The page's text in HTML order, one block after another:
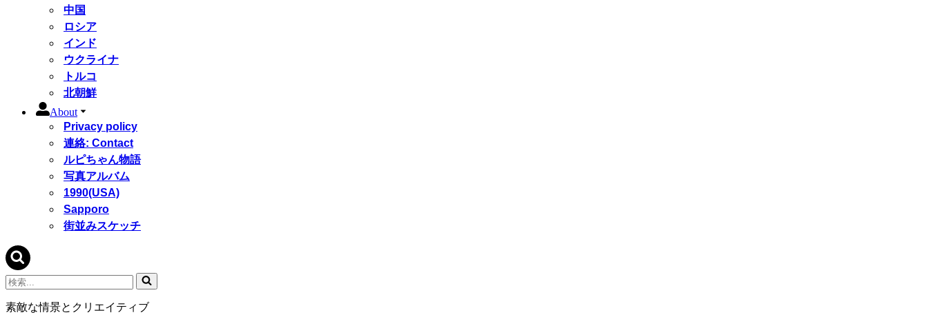
中国
ロシア
インド
ウクライナ
トルコ
北朝鮮
About
Privacy policy
連絡: Contact
ルピちゃん物語
写真アルバム
1990(USA)
Sapporo
街並みスケッチ
検
索...
素敵な情景とクリエイティブ